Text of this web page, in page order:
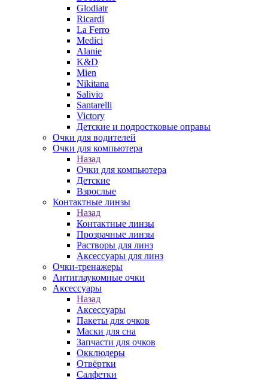
Glodiatr
Ricardi
La Ferro
Medici
Alanie
K&D
Mien
Nikitana
Salivio
Santarelli
Victory
Детские и подростковые оправы
Очки для водителей
Очки для компьютера
Назад
Очки для компьютера
Детские
Взрослые
Контактные линзы
Назад
Контактные линзы
Прозрачные линзы
Растворы для линз
Аксессуары для линз
Очки-тренажеры
Антиглаукомные очки
Аксессуары
Назад
Аксессуары
Пакеты для очков
Маски для сна
Запчасти для очков
Окклюдеры
Отвёртки
Салфетки